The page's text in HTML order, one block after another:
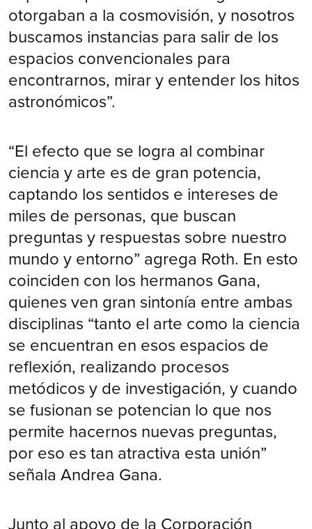
otorgaban a la cosmovisión, y nosotros
buscamos instancias para salir de los
espacios convencionales para
encontrarnos, mirar y entender los hitos
astronómicos”.
“El efecto que se logra al combinar
ciencia y arte es de gran potencia,
captando los sentidos e intereses de
miles de personas, que buscan
preguntas y respuestas sobre nuestro
mundo y entorno” agrega Roth. En esto
coinciden con los hermanos Gana,
quienes ven gran sintonía entre ambas
disciplinas “tanto el arte como la ciencia
se encuentran en esos espacios de
reflexión, realizando procesos
metódicos y de investigación, y cuando
se fusionan se potencian lo que nos
permite hacernos nuevas preguntas,
por eso es tan atractiva esta unión”
señala Andrea Gana.
Junto al apoyo de la Corporación